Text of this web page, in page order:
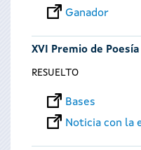
Ganador
XVI Premio de
RESUELTO
Bases
Noticia con la